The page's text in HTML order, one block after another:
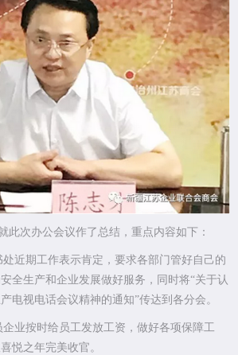
次办公会议作了总结，重点内容如下：
近期工作表示肯定，要求各部门管好自己的
全生产和企业发展做好服务，同时将“关于认
电视电话会议精神的通知”传达到各分会。
业按时给员工发放工资，做好各项保障工
悦之年完美收官。